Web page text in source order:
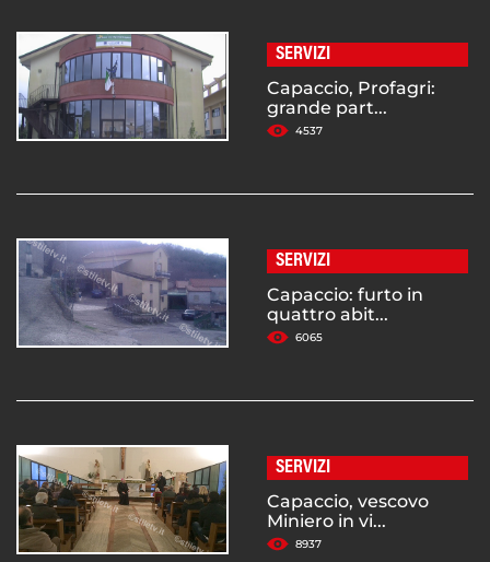
SERVIZI
Capaccio, Profagri:
grande part...
4537
SERVIZI
Capaccio: furto in
quattro abit...
6065
SERVIZI
Capaccio, vescovo
Miniero in vi...
8937